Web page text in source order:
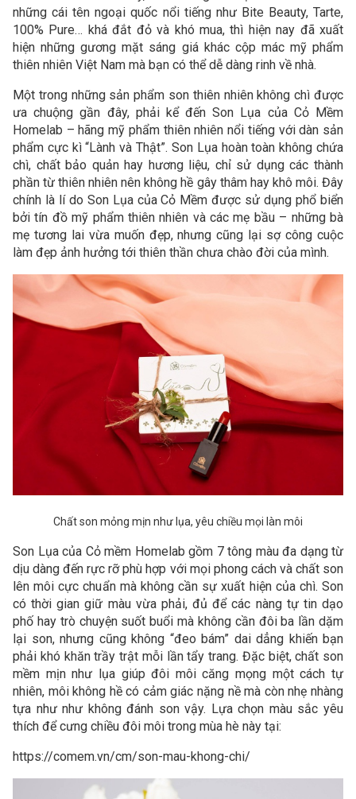
những cái tên ngoại quốc nổi tiếng như Bite Beauty, Tarte,
100% Pure… khá đắt đỏ và khó mua, thì hiện nay đã xuất
hiện những gương mặt sáng giá khác cộp mác mỹ phẩm
thiên nhiên Việt Nam mà bạn có thể dễ dàng rinh về nhà.
Một trong những sản phẩm son thiên nhiên không chì được
ưa chuộng gần đây, phải kể đến Son Lụa của Cỏ Mềm
Homelab – hãng mỹ phẩm thiên nhiên nổi tiếng với dàn sản
phẩm cực kì “Lành và Thật”. Son Lụa hoàn toàn không chứa
chì, chất bảo quản hay hương liệu, chỉ sử dụng các thành
phần từ thiên nhiên nên không hề gây thâm hay khô môi. Đây
chính là lí do Son Lụa của Cỏ Mềm được sử dụng phổ biển
bởi tín đồ mỹ phẩm thiên nhiên và các mẹ bầu – những bà
mẹ tương lai vừa muốn đẹp, nhưng cũng lại sợ công cuộc
làm đẹp ảnh hưởng tới thiên thần chưa chào đời của mình.
Chất son mỏng mịn như lụa, yêu chiều mọi làn môi
Son Lụa của Cỏ mềm Homelab gồm 7 tông màu đa dạng từ
dịu dàng đến rực rỡ phù hợp với mọi phong cách và chất son
lên môi cực chuẩn mà không cần sự xuất hiện của chì. Son
có thời gian giữ màu vừa phải, đủ để các nàng tự tin dạo
phố hay trò chuyện suốt buổi mà không cần đôi ba lần dặm
lại son, nhưng cũng không “đeo bám” dai dẳng khiến bạn
phải khó khăn trầy trật mỗi lần tẩy trang. Đặc biệt, chất son
mềm mịn như lụa giúp đôi môi căng mọng một cách tự
nhiên, môi không hề có cảm giác nặng nề mà còn nhẹ nhàng
tựa như như không đánh son vậy. Lựa chọn màu sắc yêu
thích để cưng chiều đôi môi trong mùa hè này tại:
https://comem.vn/cm/son-mau-khong-chi/